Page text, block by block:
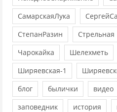
СамарскаяЛука
СтепанРазин
Стрельная
Чарокайка
Шелехметь
Ширяевская-1
блог
былички видео
заповедник
история